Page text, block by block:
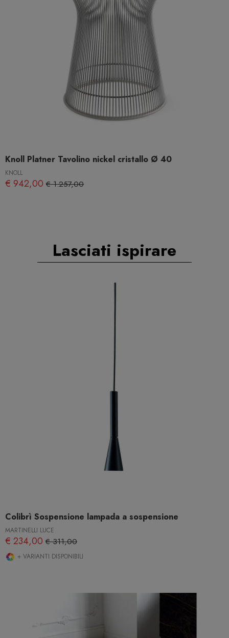
Knoll Platner Tavolino nickel cristallo Ø 40
KNOLL
€ 942,00 € 1.257,00
Lasciati ispirare
Colibrì Sospensione lampada a sospensione
MARTINELLI LUCE
€ 234,00 € 311,00
+ VARIANTI DISPONIBILI